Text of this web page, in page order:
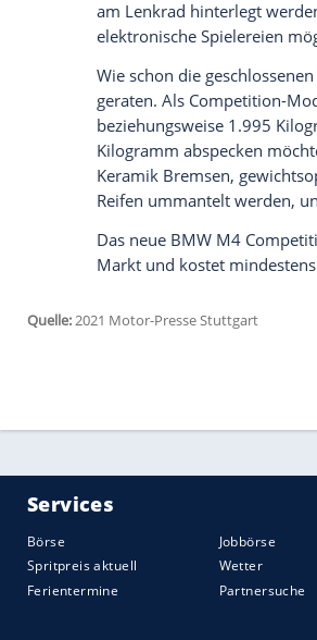
besonders
Hinterradantrieb
Um die
VergleichzumCoupé
installierte adaptive
eine verfeinerte
Kennlinien für's
Scheiben. Die
Elektrisch einstell-
und Sitzbelüftung
und die roten
Zwei besonders
am Lenkrad
elektronische